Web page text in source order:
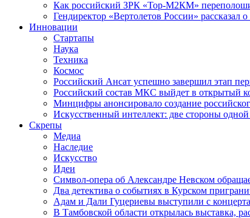
Как российский ЗРК «Тор-М2КМ»
Гендиректор «Вертолетов России»
Инновации
Стартапы
Наука
Техника
Космос
Российский Ансат успешно завершил этап
Российский состав МКС выйдет в открытый
Минцифры анонсировало создание
Искусственный интеллект: две стороны
Скрепы
Медиа
Наследие
Искусство
Идеи
Символ-опера об Александре Невском
Два детектива о событиях в Курском
Адам и Дали Гуцериевы выступили с
В Тамбовской области открылась выставка,